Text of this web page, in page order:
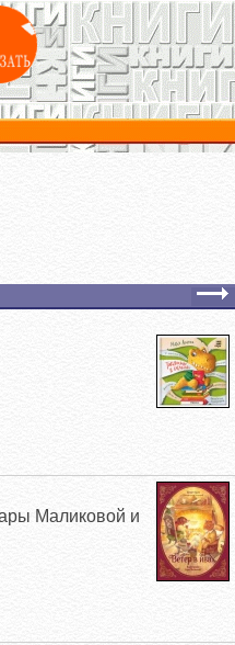
Маликовой и